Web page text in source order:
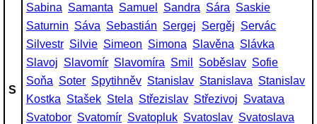
S
Sabina Samanta Samuel Sandra Sára Saskie
Saturnin Sáva Sebastián Sergej Sergěj Servác
Silvestr Silvie Simeon Simona Slavěna Slávka
Slavoj Slavomír Slavomíra Smil Soběslav Sofie
Soňa Soter Spytihněv Stanislav Stanislava Stanislav
Kostka Stašek Stela Střezislav Střezivoj Svatava
Svatobor Svatomír Svatopluk Svatoslav Svatoslava